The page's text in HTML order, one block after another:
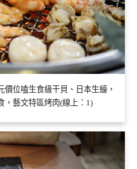
位嗑生食級干貝、日本生蠔，
，藝文特區烤肉(線上：1)